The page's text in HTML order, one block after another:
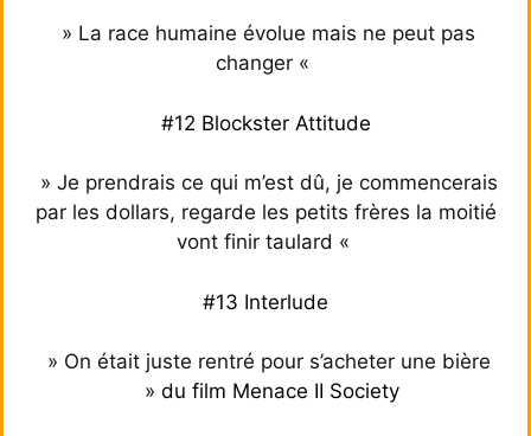
» La race humaine évolue mais ne peut pas
changer «
#12 Blockster Attitude
» Je prendrais ce qui m’est dû, je commencerais
par les dollars, regarde les petits frères la moitié
vont finir taulard «
#13 Interlude
» On était juste rentré pour s’acheter une bière
» du film Menace II Society